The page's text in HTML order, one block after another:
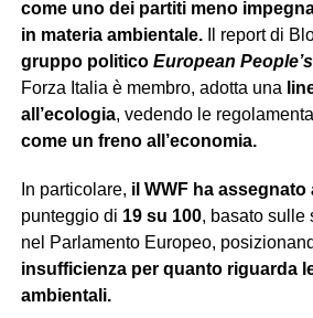
come uno dei partiti meno
in materia ambientale.Il report di
gruppo politico European
Forza Italia è membro, adotta una
all’ecologia, vedendo le
come un freno all’economia.
In particolare, il WWF ha assegnato
punteggio di 19 su 100, basato sulle
nel Parlamento Europeo,
insufficienza per quanto riguarda
ambientali.